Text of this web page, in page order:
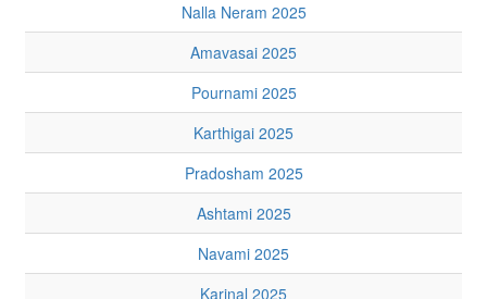
Nalla Neram 2025
Amavasai 2025
Pournami 2025
Karthigai 2025
Pradosham 2025
Ashtami 2025
Navami 2025
Karinal 2025